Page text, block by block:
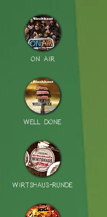
ON AIR
WELL DONE
WIRTSHAUS-RUNDE